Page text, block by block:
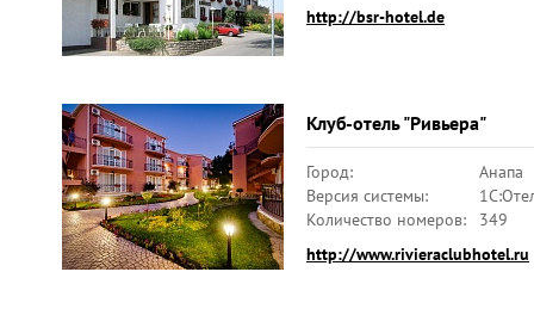
http://bsr-hotel.de
Клуб-отель "Ривьера"
Город:
Анапа
Версия системы:
Количество номеров:
349
http://www.rivieraclubhotel.ru